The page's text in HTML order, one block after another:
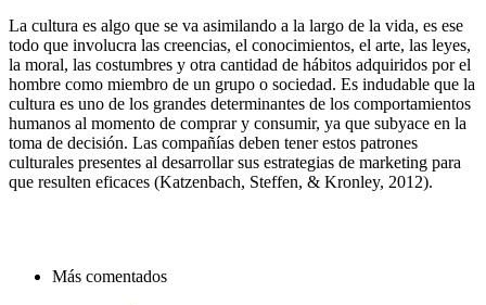
La cultura es algo que se va asimilando a la largo de la vida, es ese
todo que involucra las creencias, el conocimientos, el arte, las leyes,
la moral, las costumbres y otra cantidad de hábitos adquiridos por el
hombre como miembro de un grupo o sociedad. Es indudable que la
cultura es uno de los grandes determinantes de los comportamientos
humanos al momento de comprar y consumir, ya que subyace en la
toma de decisión. Las compañías deben tener estos patrones
culturales presentes al desarrollar sus estrategias de marketing para
que resulten eficaces (Katzenbach, Steffen, & Kronley, 2012).
Más comentados